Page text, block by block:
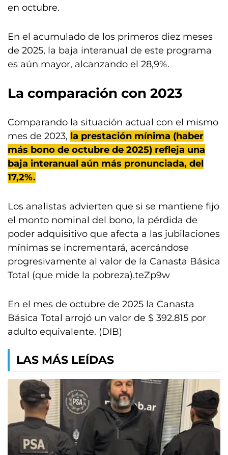
en octubre.
En el acumulado de los primeros diez meses
de 2025, la baja interanual de este programa
es aún mayor, alcanzando el 28,9%.
La comparación con 2023
Comparando la situación actual con el mismo
mes de 2023, la prestación mínima (haber
más bono de octubre de 2025) refleja una
baja interanual aún más pronunciada, del
17,2%.
Los analistas advierten que si se mantiene fijo
el monto nominal del bono, la pérdida de
poder adquisitivo que afecta a las jubilaciones
mínimas se incrementará, acercándose
progresivamente al valor de la Canasta Básica
Total (que mide la pobreza).teZp9w
En el mes de octubre de 2025 la Canasta
Básica Total arrojó un valor de $ 392.815 por
adulto equivalente. (DIB)
LAS MÁS LEÍDAS